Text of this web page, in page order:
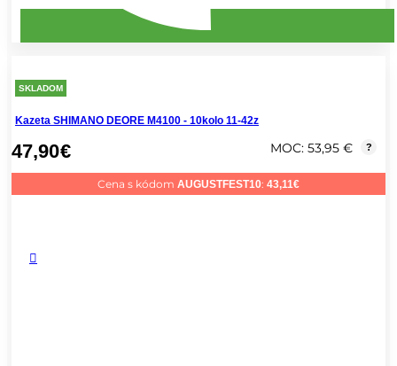
SKLADOM
Kazeta SHIMANO DEORE M4100 - 10kolo 11-42z
47,90€ MOC: 53,95 € ?
Cena s kódom AUGUSTFEST10: 43,11€